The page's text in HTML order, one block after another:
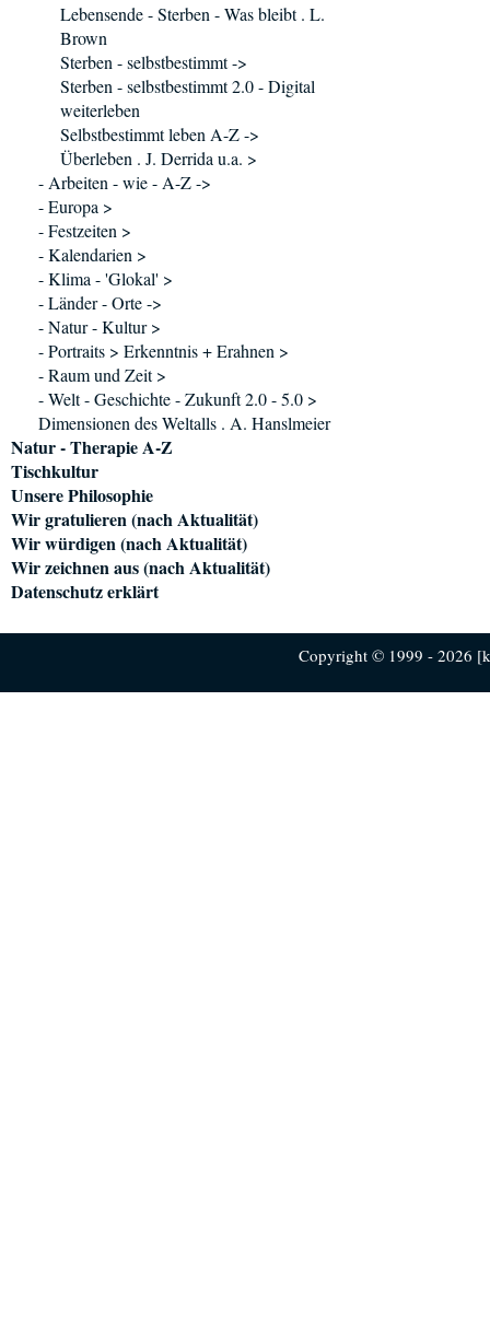
Lebensende - Sterben - Was bleibt . L.
Brown
Sterben - selbstbestimmt ->
Sterben - selbstbestimmt 2.0 - Digital
weiterleben
Selbstbestimmt leben A-Z ->
Überleben . J. Derrida u.a. >
- Arbeiten - wie - A-Z ->
- Europa >
- Festzeiten >
- Kalendarien >
- Klima - 'Glokal' >
- Länder - Orte ->
- Natur - Kultur >
- Portraits > Erkenntnis + Erahnen >
- Raum und Zeit >
- Welt - Geschichte - Zukunft 2.0 - 5.0 >
Dimensionen des Weltalls . A. Hanslmeier
Natur - Therapie A-Z
Tischkultur
Unsere Philosophie
Wir gratulieren (nach Aktualität)
Wir würdigen (nach Aktualität)
Wir zeichnen aus (nach Aktualität)
Datenschutz erklärt
Copyright © 1999 - 2026